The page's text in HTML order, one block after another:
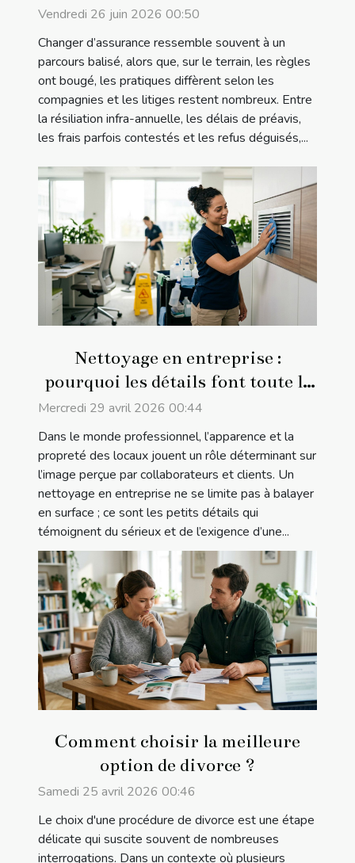
Vendredi 26 juin 2026 00:50
Changer d’assurance ressemble souvent à un
parcours balisé, alors que, sur le terrain, les règles
ont bougé, les pratiques diffèrent selon les
compagnies et les litiges restent nombreux. Entre
la résiliation infra-annuelle, les délais de préavis,
les frais parfois contestés et les refus déguisés,...
Nettoyage en entreprise :
pourquoi les détails font toute la
différence
Mercredi 29 avril 2026 00:44
Dans le monde professionnel, l’apparence et la
propreté des locaux jouent un rôle déterminant sur
l’image perçue par collaborateurs et clients. Un
nettoyage en entreprise ne se limite pas à balayer
en surface ; ce sont les petits détails qui
témoignent du sérieux et de l’exigence d’une...
Comment choisir la meilleure
option de divorce ?
Samedi 25 avril 2026 00:46
Le choix d'une procédure de divorce est une étape
délicate qui suscite souvent de nombreuses
interrogations. Dans un contexte où plusieurs